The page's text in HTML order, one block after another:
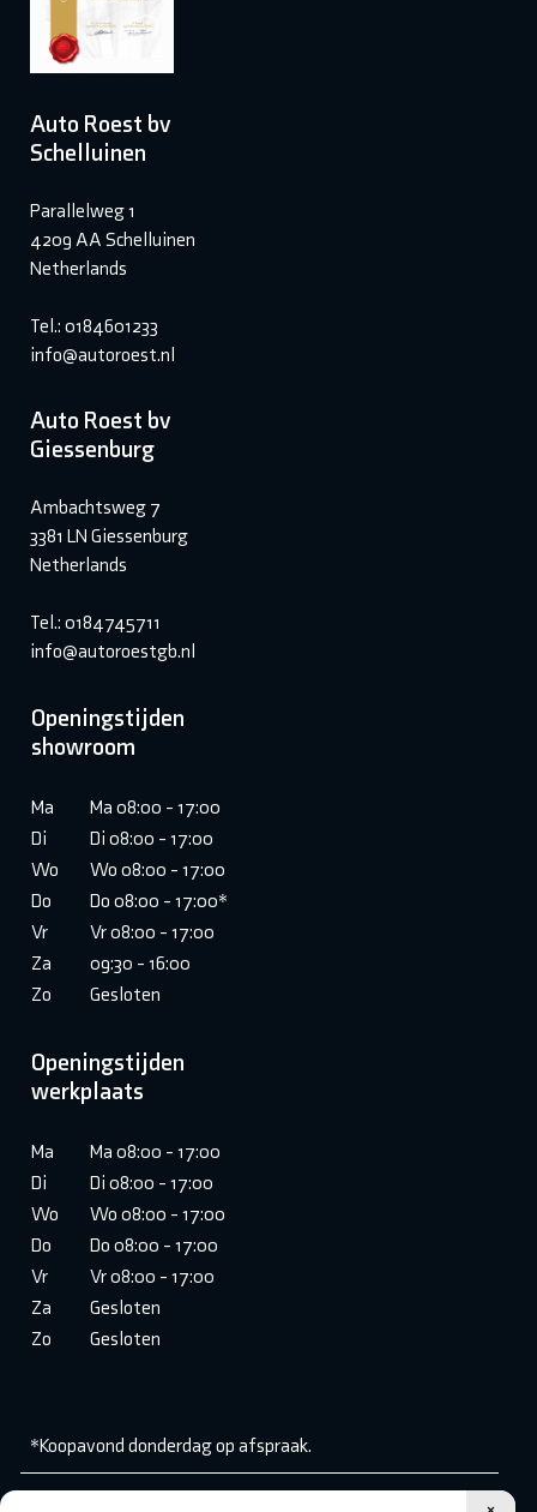
Auto Roest bv
Schelluinen
Parallelweg 1
4209 AA Schelluinen
Netherlands
Tel.: 0184601233
info@autoroest.nl
Auto Roest bv
Giessenburg
Ambachtsweg 7
3381 LN Giessenburg
Netherlands
Tel.: 0184745711
info@autoroestgb.nl
Openingstijden
showroom
Ma
Ma 08:00 - 17:00
Di
Di 08:00 - 17:00
Wo
Wo 08:00 - 17:00
Do
Do 08:00 - 17:00*
Vr
Vr 08:00 - 17:00
Za
09:30 - 16:00
Zo
Gesloten
Openingstijden
werkplaats
Ma
Ma 08:00 - 17:00
Di
Di 08:00 - 17:00
Wo
Wo 08:00 - 17:00
Do
Do 08:00 - 17:00
Vr
Vr 08:00 - 17:00
Za
Gesloten
Zo
Gesloten
*Koopavond donderdag op afspraak.